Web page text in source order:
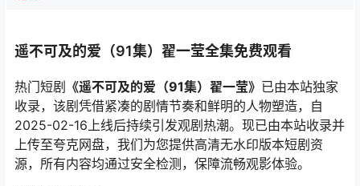
遥不可及的爱（91集）翟一莹全集免费观看
热门短剧 《遥不可及的爱（91集）翟一莹》 已由本站独家
收录，该剧凭借紧凑的剧情节奏和鲜明的人物塑造，自
2025-02-16上线后持续引发观剧热潮。现已由本站收录并
上传至夸克网盘，我们为您提供高清无水印版本短剧资
源，所有内容均通过安全检测，保障流畅观影体验。